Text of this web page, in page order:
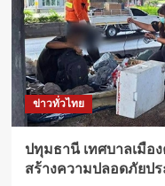
ข่าวทั่วไทย
ปทุมธานี เทศบาลเมือ
สร้างความปลอดภัยป